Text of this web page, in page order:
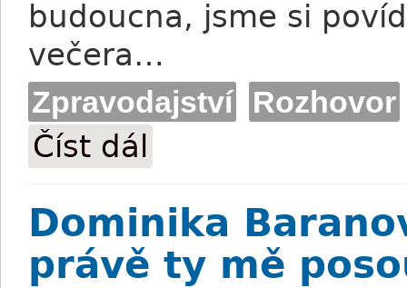
budoucna, jsme si
večera…
Zpravodajství Rozhovor
Číst dál
Dominika
právě ty mě